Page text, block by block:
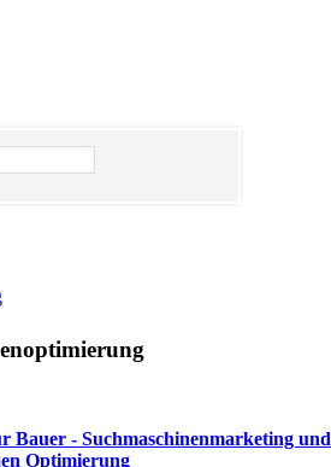
Bauer - Suchmaschinenmarketing und
Optimierung